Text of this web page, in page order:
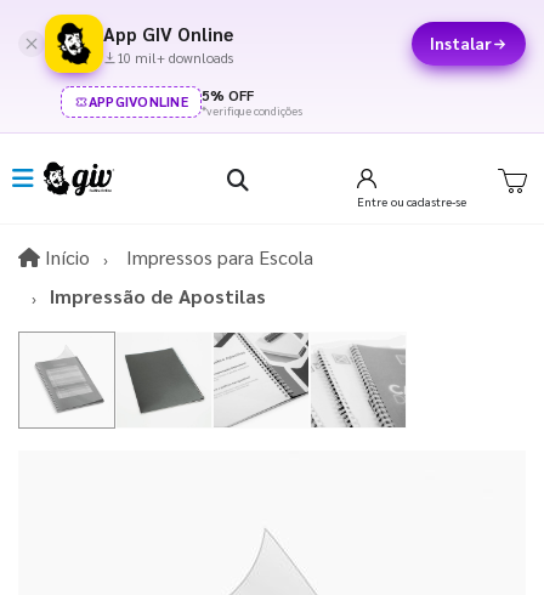
App GIV Online
10 mil+ downloads
Instalar
APPGIVONLINE 5% OFF
*verifique condições
Entre ou cadastre-se
Início InícioImpressos para Escola
Impressão de Apostilas